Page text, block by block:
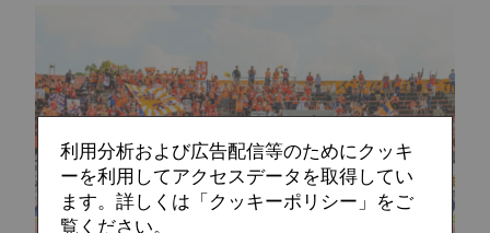
利用分析および広告配信等のためにクッキ
ーを利用してアクセスデータを取得してい
ます。詳しくは「クッキーポリシー」をご
覧ください。